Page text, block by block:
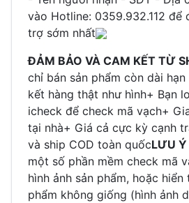
vào Hotline: 0359.932.112 để
trợ sớm nhất
ĐẢM BẢO VÀ CAM KẾT TỪ
chỉ bán sản phẩm còn dài
kết hàng thật như hình+ Bạn
icheck để check mã vạch+
tại nhà+ Giá cả cực kỳ cạnh
và ship COD toàn quốcLƯU Ý
một số phần mềm check mã
hình ảnh sản phẩm, hoặc hiển
phẩm không giống (hình ảnh